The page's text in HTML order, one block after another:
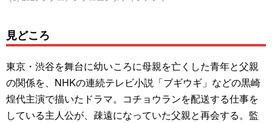
見どころ
東京・渋谷を舞台に幼いころに母親を亡くした青年と父親
の関係を、NHKの連続テレビ小説「ブギウギ」などの黒崎
煌代主演で描いたドラマ。コチョウランを配送する仕事を
している主人公が、疎遠になっていた父親と再会する。監